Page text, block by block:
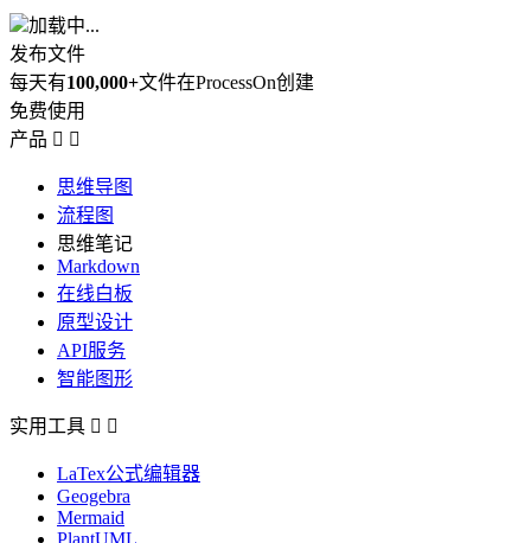
加载中...
发布文件
每天有100,000+文件在ProcessOn创建
免费使用
产品  
思维导图
流程图
思维笔记
Markdown
在线白板
原型设计
API服务
智能图形
实用工具  
LaTex公式编辑器
Geogebra
Mermaid
PlantUML